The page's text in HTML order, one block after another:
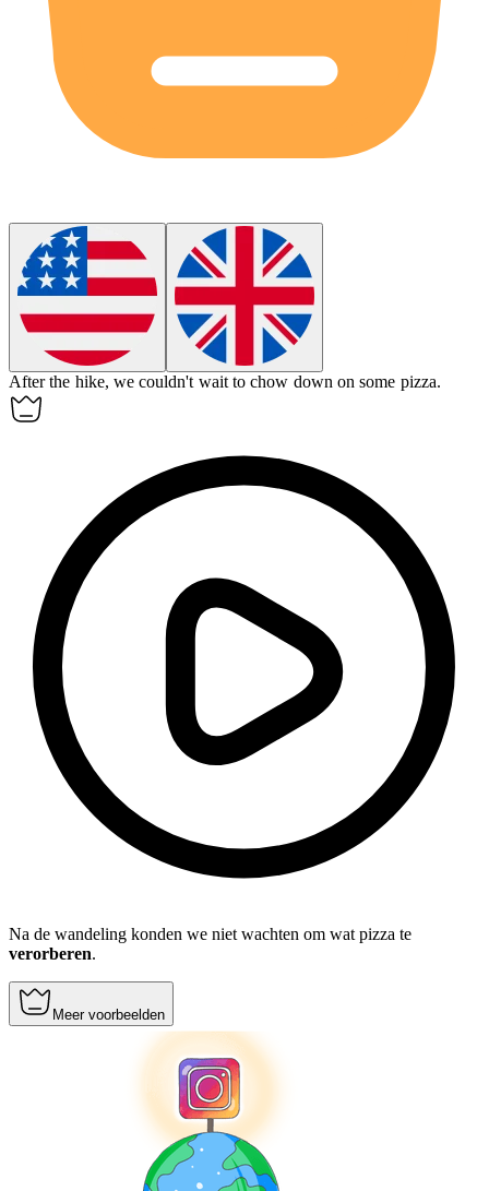
After the hike, we couldn't wait tochow down on some pizza.
Na de wandeling konden we niet wachten om wat pizza te
verorberen.
Meer voorbeelden